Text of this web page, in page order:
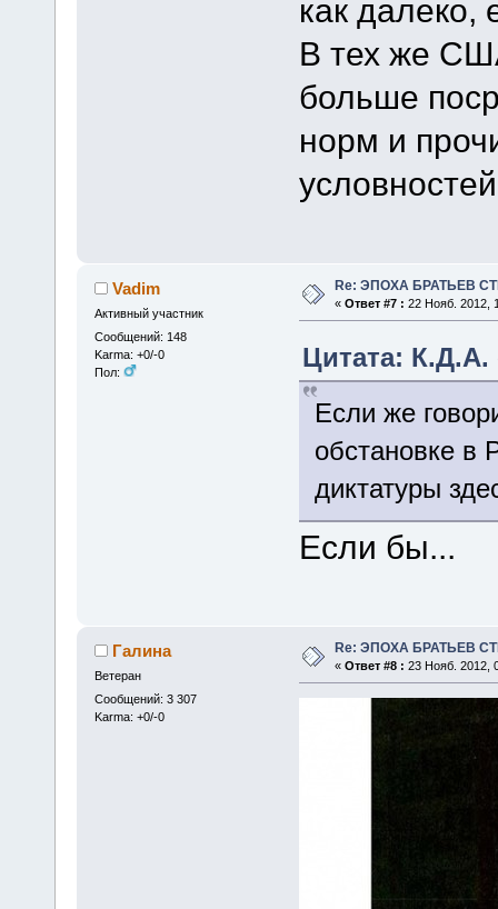
как далеко,
В тех же
больше
норм и
Vadim
Активный участник
Сообщений: 148
Karma: +0/-0
Пол:
Re: ЭПОХА БРАТЬЕВ
« Ответ #7 : 22 Нояб. 2012,
Цитата: К.Д.А.
Если же
обстановке в
диктатуры
Если бы...
Галина
Ветеран
Сообщений: 3 307
Karma: +0/-0
Re: ЭПОХА БРАТЬЕВ
« Ответ #8 : 23 Нояб. 2012,